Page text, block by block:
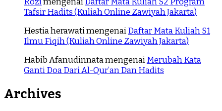
Tafsir Hadits (Kuliah Online Zawiyah Jakarta)
Hestia herawatimengenaiDaftar Mata Kuliah S1
Ilmu Fiqih (Kuliah Online Zawiyah Jakarta)
Habib AfanudinnatamengenaiMerubah Kata
Ganti Doa Dari Al-Qur’an Dan Hadits
Archives